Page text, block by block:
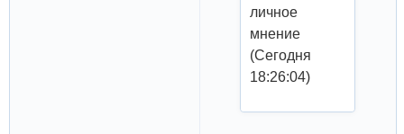
личное
мнение
(Сегодня
18:26:04)